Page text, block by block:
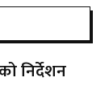
निर्देशन